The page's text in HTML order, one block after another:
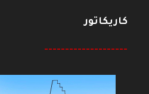
كاريكاتور
--------------------